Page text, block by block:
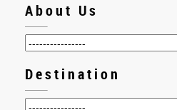
About Us
Destination